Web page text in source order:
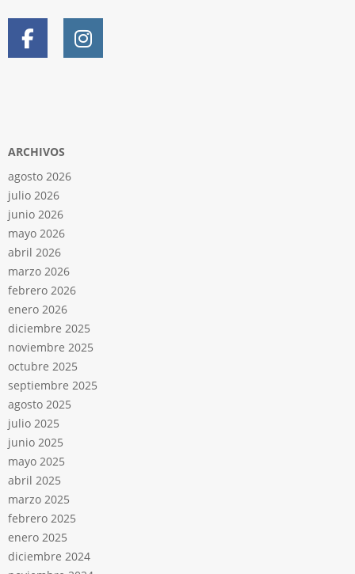
ARCHIVOS
agosto 2026
julio 2026
junio 2026
mayo 2026
abril 2026
marzo 2026
febrero 2026
enero 2026
diciembre 2025
noviembre 2025
octubre 2025
septiembre 2025
agosto 2025
julio 2025
junio 2025
mayo 2025
abril 2025
marzo 2025
febrero 2025
enero 2025
diciembre 2024